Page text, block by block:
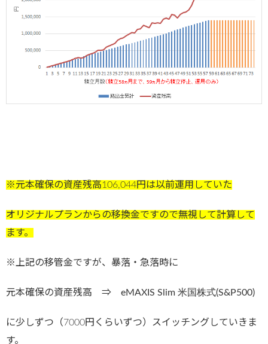
※元本確保の資産残高106,044円は以前運用していた
オリジナルプランからの移換金ですので無視して計算して
ます。
※上記の移管金ですが、暴落・急落時に
元本確保の資産残高 ⇒ eMAXIS Slim 米国株式(S&P500)
に少しずつ（7000円くらいずつ）スイッチングしていきま
す。